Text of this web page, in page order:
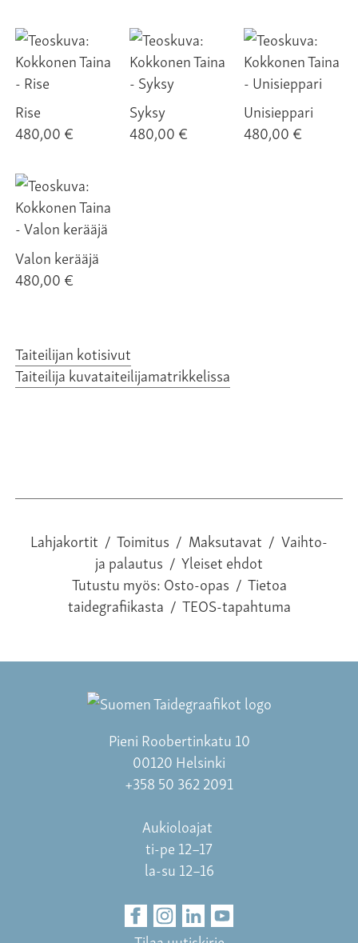
Rise
480,00 €
Syksy
480,00 €
Unisieppari
480,00 €
Valon kerääjä
480,00 €
Taiteilijan kotisivut
Taiteilija kuvataiteilijamatrikkelissa
Lahjakortit / Toimitus / Maksutavat / Vaihto-
ja palautus / Yleiset ehdot
Tutustu myös:Osto-opas / Tietoa
taidegrafiikasta / TEOS-tapahtuma
Pieni Roobertinkatu 10
00120 Helsinki
+358 50 362 2091
Aukioloajat
ti-pe 12–17
la-su 12–16